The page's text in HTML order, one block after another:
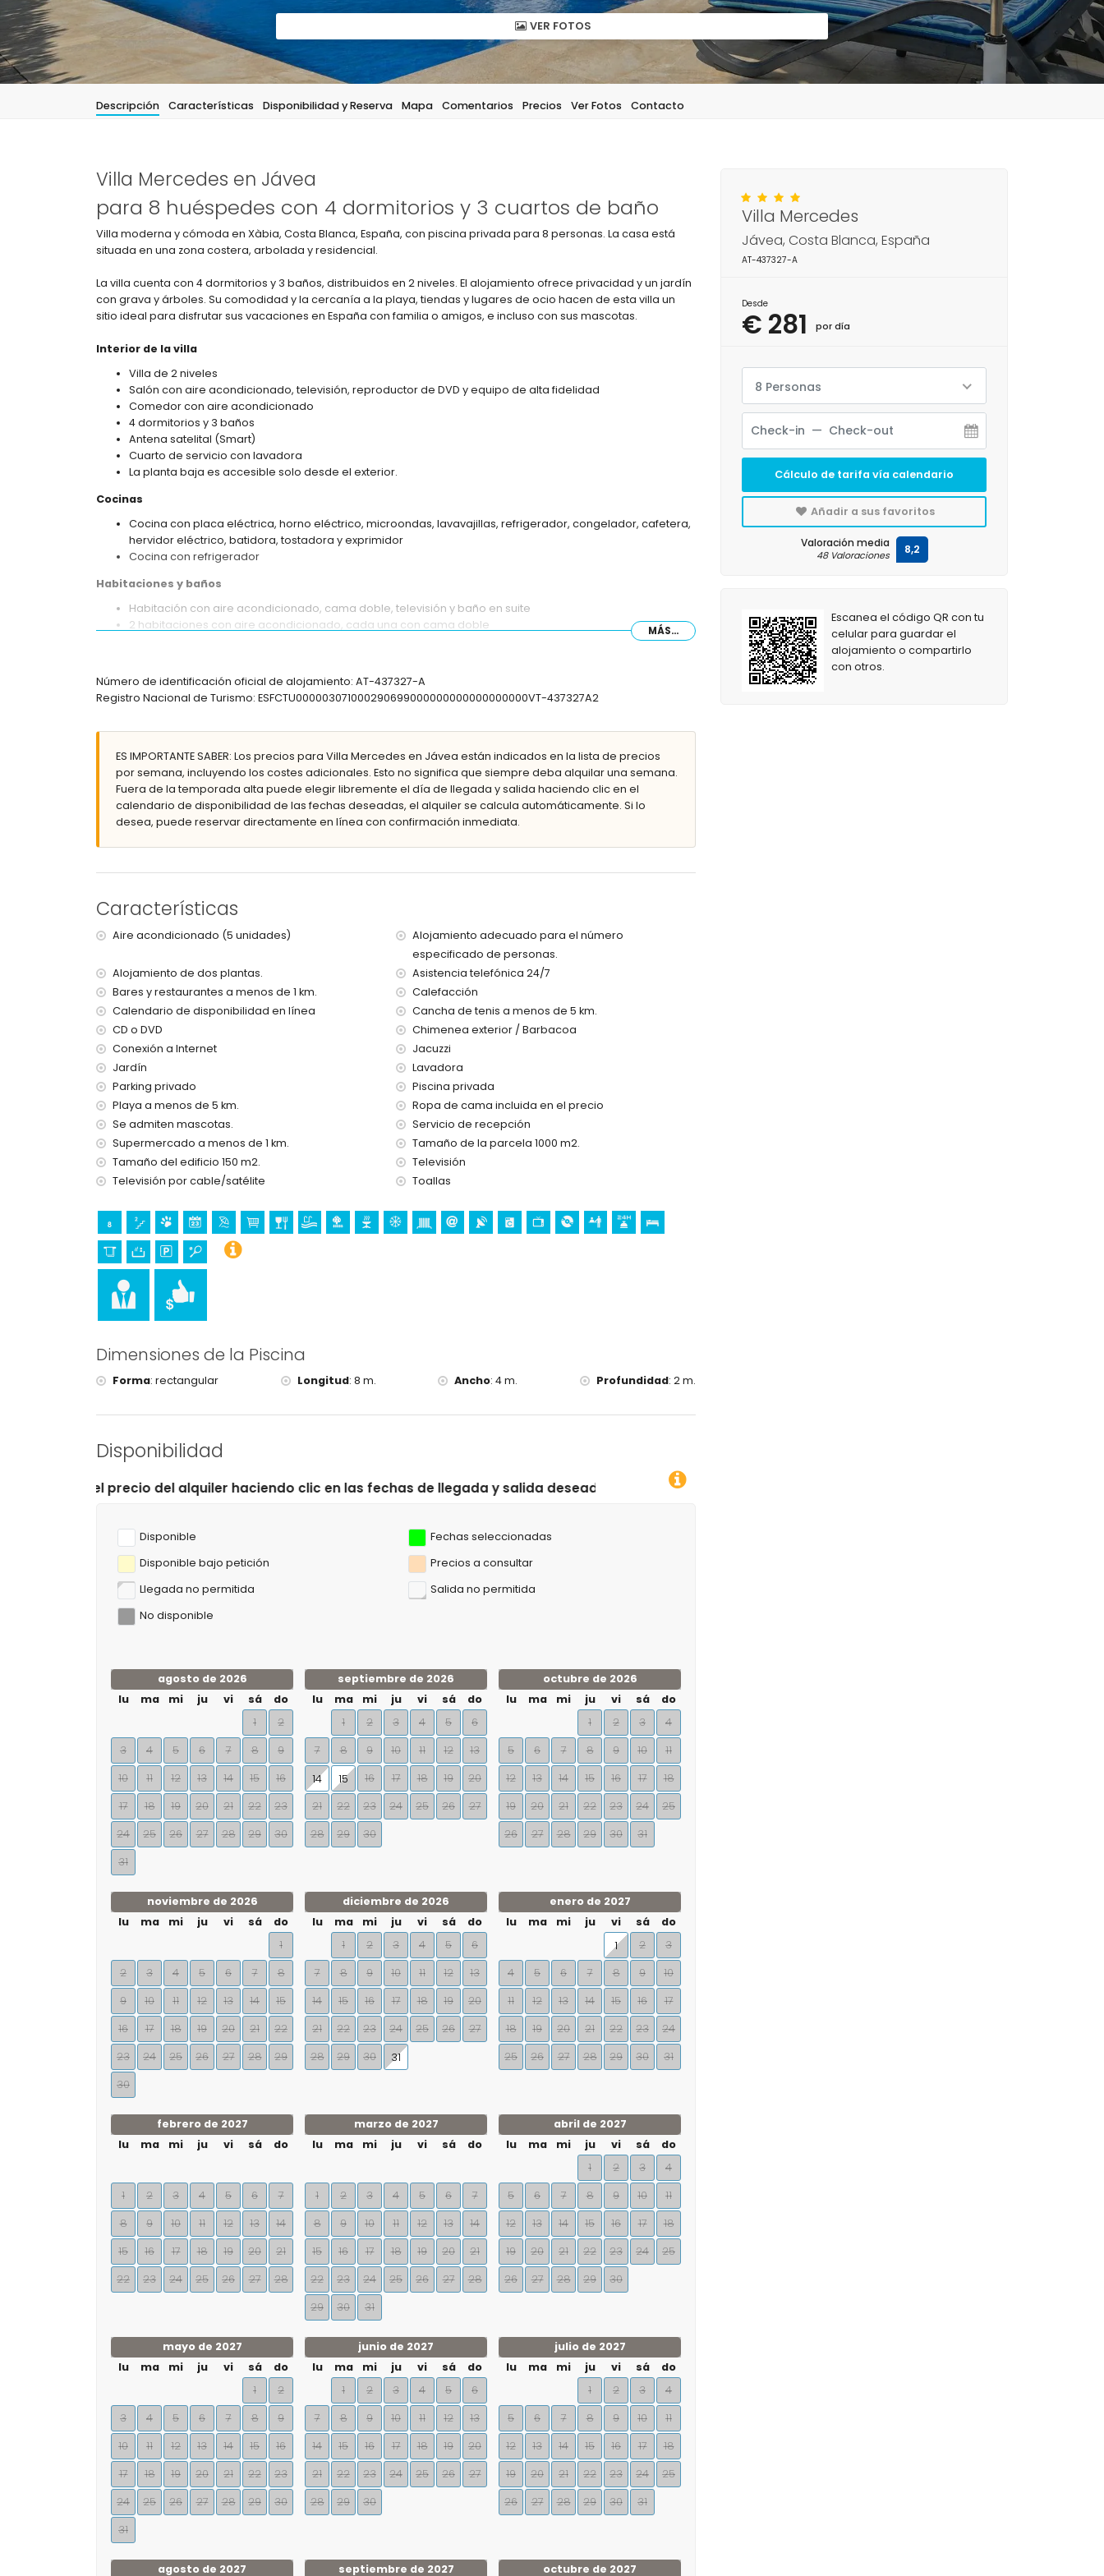
VER FOTOS
Descripción Características Disponibilidad y Reserva Mapa Comentarios Precios Ver Fotos Contacto
Villa Mercedes en Jávea
para 8 huéspedes con 4 dormitorios y 3 cuartos de baño
Villa moderna y cómoda en Xàbia, Costa Blanca, España, con piscina privada para 8 personas. La casa está
situada en una zona costera, arbolada y residencial.
La villa cuenta con 4 dormitorios y 3 baños, distribuidos en 2 niveles. El alojamiento ofrece privacidad y un jardín
con grava y árboles. Su comodidad y la cercanía a la playa, tiendas y lugares de ocio hacen de esta villa un
sitio ideal para disfrutar sus vacaciones en España con familia o amigos, e incluso con sus mascotas.
Interior de la villa
Villa de 2 niveles
Salón con aire acondicionado, televisión, reproductor de DVD y equipo de alta fidelidad
Comedor con aire acondicionado
4 dormitorios y 3 baños
Antena satelital (Smart)
Cuarto de servicio con lavadora
La planta baja es accesible solo desde el exterior.
Cocinas
Cocina con placa eléctrica, horno eléctrico, microondas, lavavajillas, refrigerador, congelador, cafetera,
hervidor eléctrico, batidora, tostadora y exprimidor
Cocina con refrigerador
Habitaciones y baños
Habitación con aire acondicionado, cama doble, televisión y baño en suite
2 habitaciones con aire acondicionado, cada una con cama doble
Baño con bañera, inodoro y secador de pelo
Baño con lavabo individual, ducha, inodoro y secador de pelo
Piscina privada de 8m x 4m y 2m de profundidad
Jardín con grava, árboles y mobiliario de jardín con tumbonas
Conservatorio / jardín de invierno
2 terrazas, una de ellas cubierta
Barbacoa
Espacio de aparcamiento privado
Más información
Playa más cercana: Playa Ambolo, Xàbia (a menos de 5 kilómetros de la villa)
Aeropuerto más cercano: Alicante (a menos de 100 kilómetros de la villa)
Segundo aeropuerto más cercano: Valencia (a más de 100 kilómetros)
Se admiten mascotas
El alojamiento es muy adecuado para familias con niños
Instalaciones y servicios incluidos en el precio del alquiler de la villa
Aspiradora, plancha y tabla de planchar
Ropa de cama y toallas
Servicio de recepción y servicio de emergencia 24 horas
Calefacción por suelo radiante y aire acondicionado
Jacuzzi exterior
Instalaciones y servicios con coste adicional
Deportes
Tenis (a menos de 5 kilómetros de la villa)
Golf y equitación (a menos de 10 kilómetros de la villa)
MÁS...
Número de identificación oficial de alojamiento: AT-437327-A
Registro Nacional de Turismo: ESFCTU000003071000290699000000000000000000VT-437327A2
ES IMPORTANTE SABER: Los precios para Villa Mercedes en Jávea están indicados en la lista de precios
por semana, incluyendo los costes adicionales. Esto no significa que siempre deba alquilar una semana.
Fuera de la temporada alta puede elegir libremente el día de llegada y salida haciendo clic en el
calendario de disponibilidad de las fechas deseadas, el alquiler se calcula automáticamente. Si lo
desea, puede reservar directamente en línea con confirmación inmediata.
Características
Aire acondicionado (5 unidades)
Alojamiento adecuado para el número
especificado de personas.
Alojamiento de dos plantas.
Asistencia telefónica 24/7
Bares y restaurantes a menos de 1 km.
Calefacción
Calendario de disponibilidad en línea
Cancha de tenis a menos de 5 km.
CD o DVD
Chimenea exterior / Barbacoa
Conexión a Internet
Jacuzzi
Jardín
Lavadora
Parking privado
Piscina privada
Playa a menos de 5 km.
Ropa de cama incluida en el precio
Se admiten mascotas.
Servicio de recepción
Supermercado a menos de 1 km.
Tamaño de la parcela 1000 m2.
Tamaño del edificio 150 m2.
Televisión
Televisión por cable/satélite
Toallas
Dimensiones de la Piscina
Forma: rectangular Longitud: 8 m. Ancho:4 m. Profundidad: 2 m.
Disponibilidad
del alquiler haciendo clic en las fechas de llegada y salida deseadas!
Disponible
Fechas seleccionadas
Disponible bajo petición
Precios a consultar
Llegada no permitida
Salida no permitida
No disponible
agosto de 2026
lu
ma mi ju vi sá
do
1
2
3
4 5 6 7 8
9
10
11 12 13 14 15
16
17
18 19 20 21 22
23
24
25 26 27 28 29
30
31
septiembre de 2026
lu
ma mi ju vi sá
do
1
2 3 4 5
6
7
8 9 10 11 12 13
14 15 16 17 18 19
20
21
22 23 24 25 26
27
28
29 30
octubre de 2026
lu
ma mi ju vi sá
do
1
2 3
4
5
6 7 8 9 10
11
12
13 14 15 16 17
18
19
20 21 22 23 24
25
26
27 28 29 30 31
noviembre de 2026
lu
ma mi ju vi sá
do
1
2
3 4 5 6 7
8
9
10 11 12 13 14
15
16
17 18 19 20 21
22
23
24 25 26 27 28
29
30
diciembre de 2026
lu
ma mi ju vi sá
do
1
2 3 4 5
6
7
8 9 10 11 12
13
14
15 16 17 18 19
20
21
22 23 24 25 26
27
28
29 30 31
enero de 2027
lu
ma mi ju vi sá
do
1
2
3
4
5 6 7 8 9
10
11
12 13 14 15 16
17
18
19 20 21 22 23
24
25
26 27 28 29 30 31
febrero de 2027
lu
ma mi ju vi sá do
1 2 3 4 5 6
7
8
9 10 11 12 13
14
15
16 17 18 19 20
21
22
23 24 25 26 27 28
marzo de 2027
lu
ma mi ju vi sá do
1 2 3 4 5 6
7
8
9 10 11 12 13
14
15
16 17 18 19 20
21
22
23 24 25 26 27
28
29
30 31
abril de 2027
lu
ma mi ju vi sá
do
1
2 3
4
5
6 7 8 9 10
11
12
13 14 15 16 17
18
19
20 21 22 23 24
25
26
27 28 29 30
mayo de 2027
lu
ma mi ju vi sá
do
1
2
3
4 5 6 7 8
9
10
11 12 13 14 15
16
17
18 19 20 21 22
23
24
25 26 27 28 29
30
31
junio de 2027
lu
ma mi ju vi sá
do
1
2 3 4 5
6
7
8 9 10 11 12
13
14
15 16 17 18 19
20
21
22 23 24 25 26
27
28
29 30
julio de 2027
lu
ma mi ju vi sá
do
1
2 3
4
5
6 7 8 9 10
11
12
13 14 15 16 17
18
19
20 21 22 23 24
25
26
27 28 29 30 31
agosto de 2027 septiembre de 2027 octubre de 2027
Villa Mercedes
Jávea, Costa Blanca, España
AT-437327-A
Desde
€ 281 por día
8 Personas
Cálculo de tarifa vía calendario
Añadir a sus favoritos
Valoración media
48 Valoraciones 8,2
Escanea el código QR con tu
celular para guardar el
alojamiento o compartirlo
con otros.